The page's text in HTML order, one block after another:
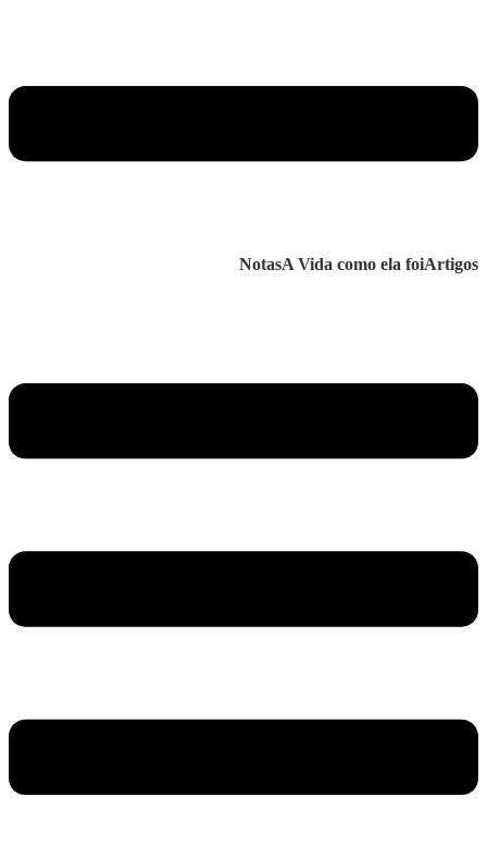
NotasA Vida como ela foiArtigos